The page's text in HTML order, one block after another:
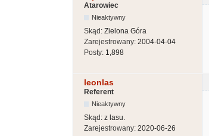
Atarowiec
Nieaktywny
Skąd: Zielona Góra
Zarejestrowany: 2004-04-04
Posty: 1,898
leonlas
Referent
Nieaktywny
Skąd: z lasu.
Zarejestrowany: 2020-06-26